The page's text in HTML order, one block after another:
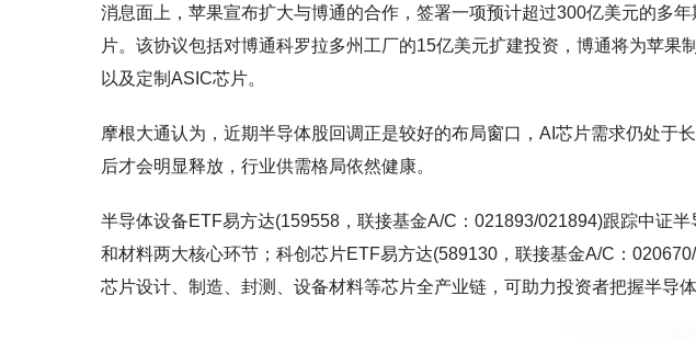
消息面上，苹果宣布扩大与博通的合作，签署一项预计超过300亿美元的多
片。该协议包括对博通科罗拉多州工厂的15亿美元扩建投资，博通将为苹果
以及定制ASIC芯片。
摩根大通认为，近期半导体股回调正是较好的布局窗口，AI芯片需求仍处于
后才会明显释放，行业供需格局依然健康。
半导体设备ETF易方达(159558，联接基金A/C：021893/021894)跟踪中证
和材料两大核心环节；科创芯片ETF易方达(589130，联接基金A/C：
芯片设计、制造、封测、设备材料等芯片全产业链，可助力投资者把握半导体